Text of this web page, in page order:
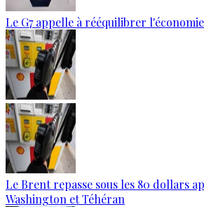
Le G7 appelle à rééquilibrer
Le Brent repasse sous les 80 dollars
Washington et Téhéran